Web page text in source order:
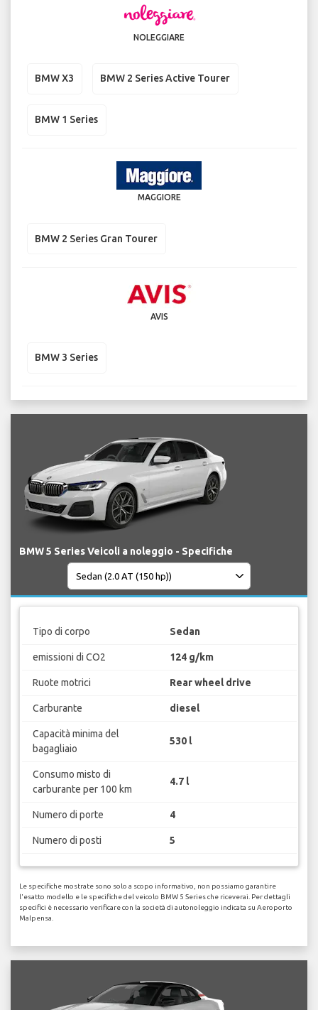
NOLEGGIARE
BMW X3 BMW 2 Series Active Tourer
BMW 1 Series
MAGGIORE
BMW 2 Series Gran Tourer
AVIS
BMW 3 Series
BMW 5 Series Veicoli a noleggio - Specifiche
Tipo di corpo Sedan
emissioni di CO2 124 g/km
Ruote motrici Rear wheel drive
Carburante diesel
Capacità minima del
bagagliaio
530 l
Consumo misto di
carburante per 100 km
4.7 l
Numero di porte 4
Numero di posti 5
Le specifiche mostrate sono solo a scopo informativo, non possiamo garantire
l'esatto modello e le specifiche del veicolo BMW 5 Series che riceverai. Per dettagli
specifici è necessario verificare con la società di autonoleggio indicata su Aeroporto
Malpensa.